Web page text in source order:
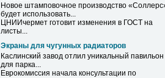
Новое штамповочное производство
будет использовать...
ЦНИИчермет готовит изменения в ГОСТ на
листы...
Экраны для чугунных радиаторов
Каслинский завод отлил уникальный павильон
для парка...
Еврокомиссия начала консультации по